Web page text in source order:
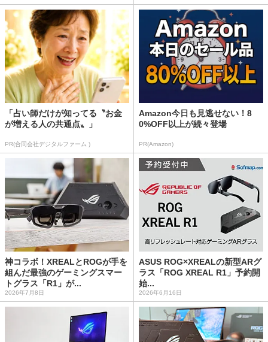
「占い師だけが知ってる〝お金
が増える人の共通点〟」
PR(合同会社デジタルファーム )
Amazon今日も見逃せない！8
0%OFF以上が続々登場
PR(Amazon)
神コラボ！XREALとROGが手を
組んだ最強のゲーミングスマー
トグラス「R1」が...
2026年7月8日
ASUS ROG×XREALの新型ARグ
ラス「ROG XREAL R1」予約開
始...
2026年6月16日